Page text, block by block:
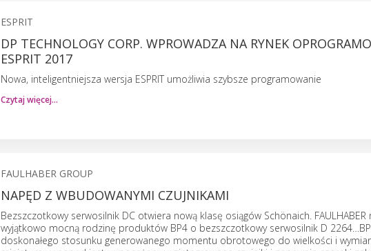
ESPRIT
DP TECHNOLOGY CORP. WPROWADZA NA RYNEK
ESPRIT 2017
Nowa, inteligentniejsza wersja ESPRIT umożliwia szybsze programowanie
Czytaj więcej…
FAULHABER GROUP
NAPĘD Z WBUDOWANYMI CZUJNIKAMI
Bezszczotkowy serwosilnik DC otwiera nową klasę osiągów Schönaich. FAULHABER
wyjątkowo mocną rodzinę produktów BP4 o bezszczotkowy serwosilnik D
doskonałego stosunku generowanego momentu obrotowego do wielkości i